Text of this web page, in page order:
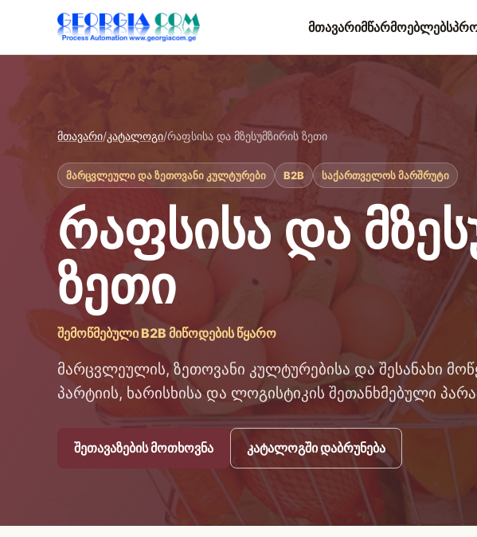
მთავარიმწარმოებლებს
მთავარი/კატალოგი/რაფსისა და მზესუმზირის ზეთი
მარცვლეული და ზეთოვანი კულტურები B2B საქართველოს მარშრუტი
რაფსისა და
ზეთი
შემოწმებული B2B მიწოდების წყარო
მარცვლეულის, ზეთოვანი კულტურებისა და შესანახი
პარტიის, ხარისხისა და ლოგისტიკის შეთანხმებული
შეთავაზების მოთხოვნა კატალოგში დაბრუნება